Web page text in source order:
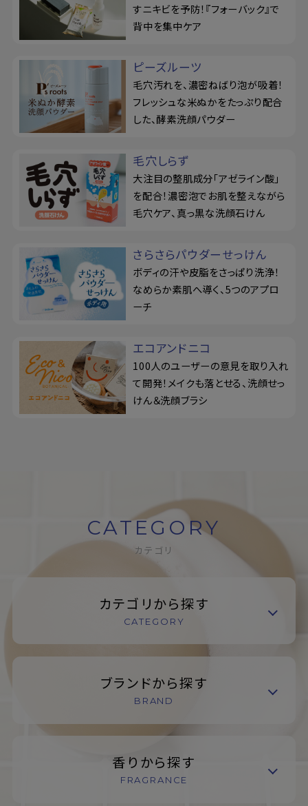
すニキビを予防！『フォーバック』で
背中を集中ケア
ピーズルーツ
毛穴汚れを、濃密ねばり泡が吸着！
フレッシュな米ぬかをたっぷり配合
した、酵素洗顔パウダー
毛穴しらず
大注目の整肌成分「アゼライン酸」
を配合！濃密泡でお肌を整えながら
毛穴ケア、真っ黒な洗顔石けん
さらさらパウダーせっけん
ボディの汗や皮脂をさっぱり洗浄！
なめらか素肌へ導く、5つのアプロ
ーチ
エコアンドニコ
100人のユーザーの意見を取り入れ
て開発！メイクも落とせる、洗顔せっ
けん＆洗顔ブラシ
CATEGORY
カテゴリ
カテゴリから探す
CATEGORY
ブランドから探す
BRAND
香りから探す
FRAGRANCE